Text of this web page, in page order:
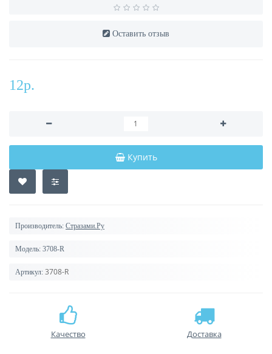
Оставить отзыв
12р.
Купить
Производитель: Стразами.Ру
Модель: 3708-R
Артикул: 3708-R
Качество Доставка